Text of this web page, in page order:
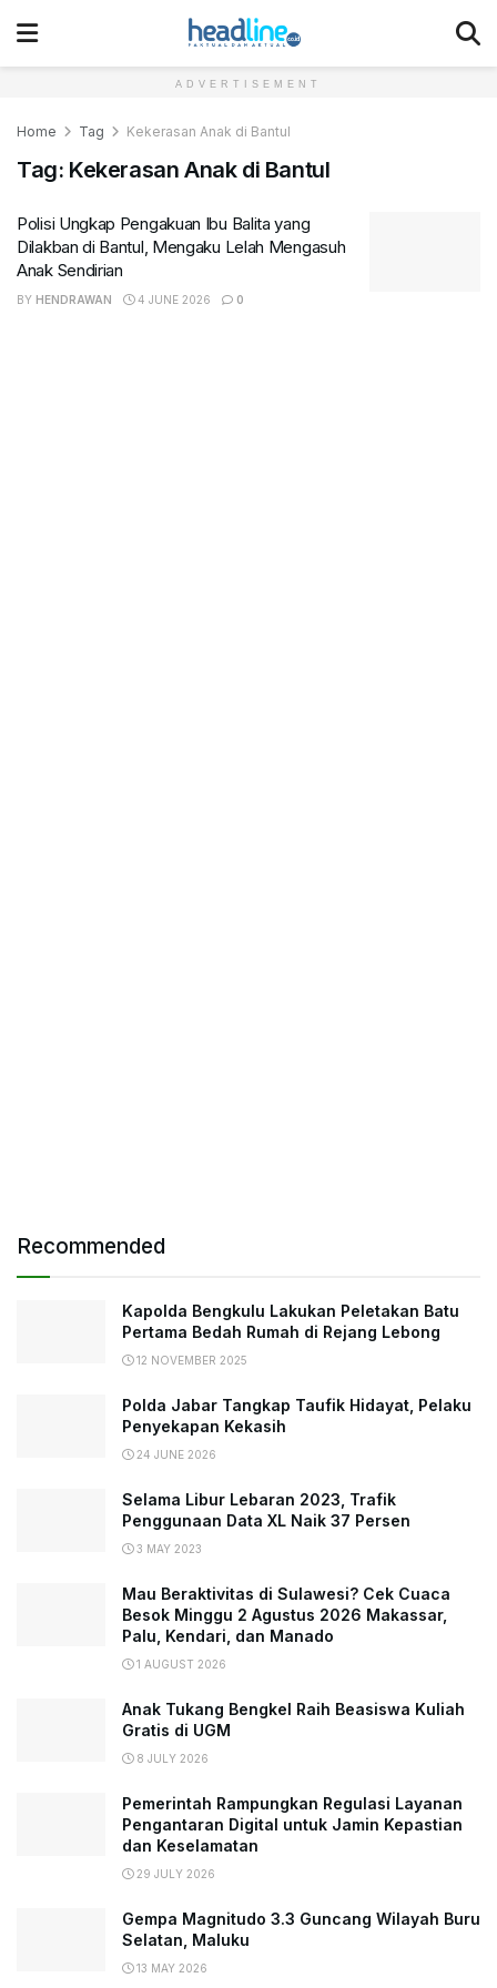
ADVERTISEMENT
Home Tag Kekerasan Anak di Bantul
Tag: Kekerasan Anak di Bantul
Polisi Ungkap Pengakuan Ibu Balita yang
Dilakban di Bantul, Mengaku Lelah Mengasuh
Anak Sendirian
BY HENDRAWAN 4 JUNE 2026 0
Recommended
Kapolda Bengkulu Lakukan Peletakan Batu
Pertama Bedah Rumah di Rejang Lebong
12 NOVEMBER 2025
Polda Jabar Tangkap Taufik Hidayat, Pelaku
Penyekapan Kekasih
24 JUNE 2026
Selama Libur Lebaran 2023, Trafik
Penggunaan Data XL Naik 37 Persen
3 MAY 2023
Mau Beraktivitas di Sulawesi? Cek Cuaca
Besok Minggu 2 Agustus 2026 Makassar,
Palu, Kendari, dan Manado
1 AUGUST 2026
Anak Tukang Bengkel Raih Beasiswa Kuliah
Gratis di UGM
8 JULY 2026
Pemerintah Rampungkan Regulasi Layanan
Pengantaran Digital untuk Jamin Kepastian
dan Keselamatan
29 JULY 2026
Gempa Magnitudo 3.3 Guncang Wilayah Buru
Selatan, Maluku
13 MAY 2026